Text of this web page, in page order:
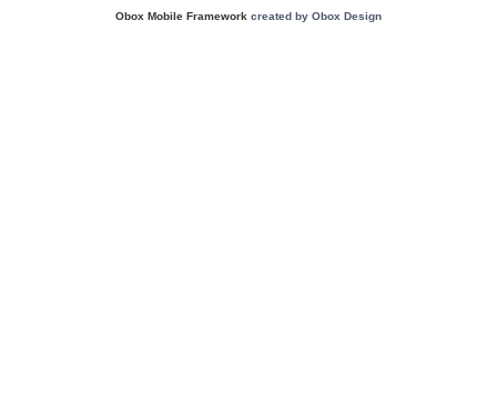
Obox Mobile Framework created by Obox Design